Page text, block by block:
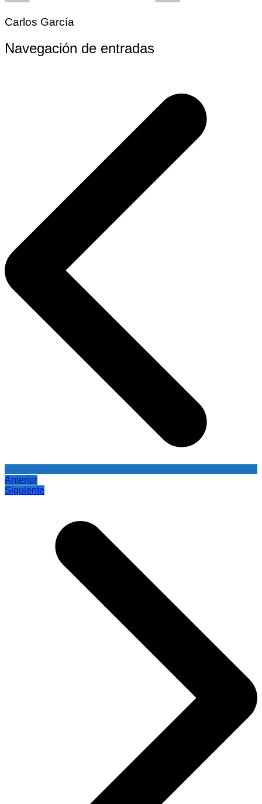
Carlos García
Navegación de entradas
Anterior
Siguiente